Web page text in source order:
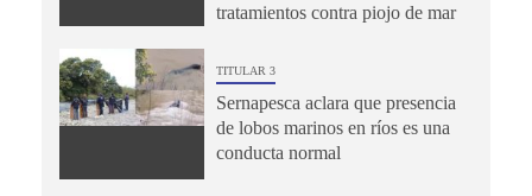
tratamientos contra piojo de mar
TITULAR 3
Sernapesca aclara que presencia
de lobos marinos en ríos es una
conducta normal